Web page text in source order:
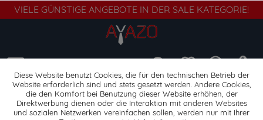
VIELE GÜNSTIGE ANGEBOTE IN DER SALE KATEGORIE!
Schmuck
Diese Website benutzt Cookies, die für den technischen Betrieb der
Website erforderlich sind und stets gesetzt werden. Andere Cookies,
die den Komfort bei Benutzung dieser Website erhöhen, der
Direktwerbung dienen oder die Interaktion mit anderen Websites
und sozialen Netzwerken vereinfachen sollen, werden nur mit Ihrer